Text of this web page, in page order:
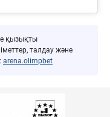
қызықты
талдау және
arena.olimpbet